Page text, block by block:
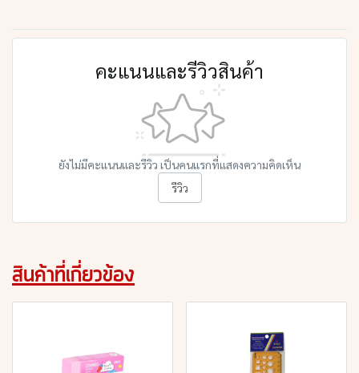
คะแนนและรีวิวสินค้า
ยังไม่มีคะแนนและรีวิว เป็นคนแรกที่แสดงความคิดเห็น
รีวิว
สินค้าที่เกี่ยวข้อง